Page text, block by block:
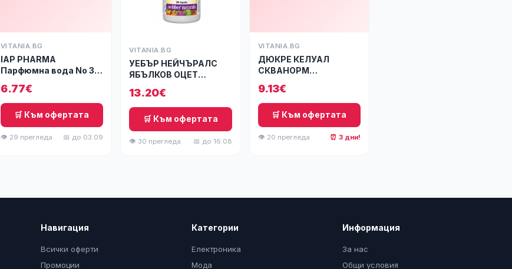
VITANIA.BG
IAP PHARMA
Парфюмна вода No 32
6.77€
🛒 Към офертата
👁 29 прегледа 📅 до 03.09
VITANIA.BG
УЕБЪР НЕЙЧЪРАЛС
ЯБЪЛКОВ ОЦЕТ
13.20€
🛒 Към офертата
👁 30 прегледа 📅 до 16.08
VITANIA.BG
ДЮКРЕ КЕЛУАЛ
СКВАНОРМ
против пърхот без
изпл. 190 мл
9.13€
🛒 Към офертата
👁 20 прегледа ⏰ 3 дни!
Навигация
Всички оферти
Промоции
Категории
Електроника
Мода
Информация
За нас
Общи условия